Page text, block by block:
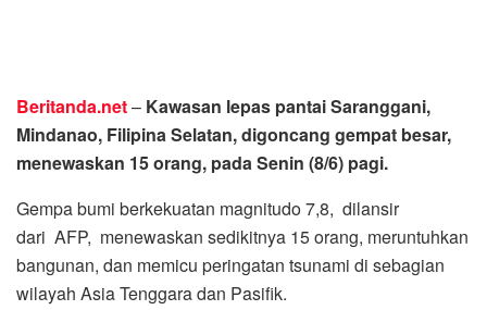
Beritanda.net– Kawasan lepas pantai Saranggani,
Mindanao, Filipina Selatan, digoncang gempat besar,
menewaskan 15 orang, pada Senin (8/6) pagi.
Gempa bumi berkekuatan magnitudo 7,8, dilansir
dari AFP, menewaskan sedikitnya 15 orang, meruntuhkan
bangunan, dan memicu peringatan tsunami di sebagian
wilayah Asia Tenggara dan Pasifik.